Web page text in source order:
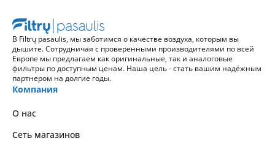
В Filtrų pasaulis, мы заботимся о качестве воздуха, которым вы
дышите. Сотрудничая с проверенными производителями по всей
Европе мы предлагаем как оригинальные, так и аналоговые
фильтры по доступным ценам. Наша цель - стать вашим надёжным
партнером на долгие годы.
Компания
О нас
Сеть магазинов